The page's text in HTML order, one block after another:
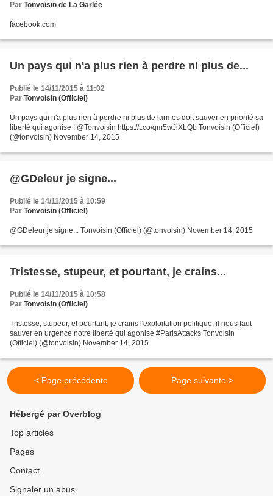
Par Tonvoisin de La Garlée
facebook.com
Un pays qui n'a plus rien à perdre ni plus de...
Publié le 14/11/2015 à 11:02
Par Tonvoisin (Officiel)
Un pays qui n'a plus rien à perdre ni plus de larmes doit sauver en priorité sa
liberté qui agonise ! @Tonvoisin https://t.co/qm5wJiXLQb Tonvoisin (Officiel)
(@tonvoisin) November 14, 2015
@GDeleur je signe...
Publié le 14/11/2015 à 10:59
Par Tonvoisin (Officiel)
@GDeleur je signe... Tonvoisin (Officiel) (@tonvoisin) November 14, 2015
Tristesse, stupeur, et pourtant, je crains...
Publié le 14/11/2015 à 10:58
Par Tonvoisin (Officiel)
Tristesse, stupeur, et pourtant, je crains l'exploitation politique, il nous faut
sauver en urgence notre liberté qui agonise #ParisAttacks Tonvoisin
(Officiel) (@tonvoisin) November 14, 2015
< Page précédente Page suivante >
Hébergé par Overblog
Top articles
Pages
Contact
Signaler un abus